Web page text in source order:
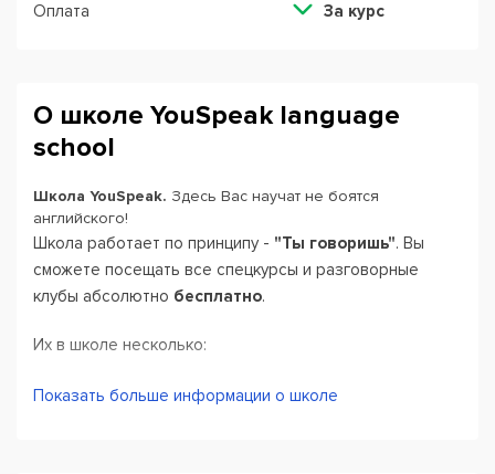
Оплата За курс
О школе YouSpeak language
school
Школа YouSpeak. Здесь Вас научат не боятся
английского!
Школа работает по принципу - "Ты говоришь". Вы
сможете посещать все спецкурсы и разговорные
клубы абсолютно бесплатно.
Их в школе несколько:
"Грамматика"
Показать больше информации о школе